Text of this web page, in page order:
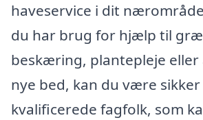
haveservice i dit
du har brug for hjælp til
beskæring, plantepleje
nye bed, kan du være
kvalificerede fagfolk, som